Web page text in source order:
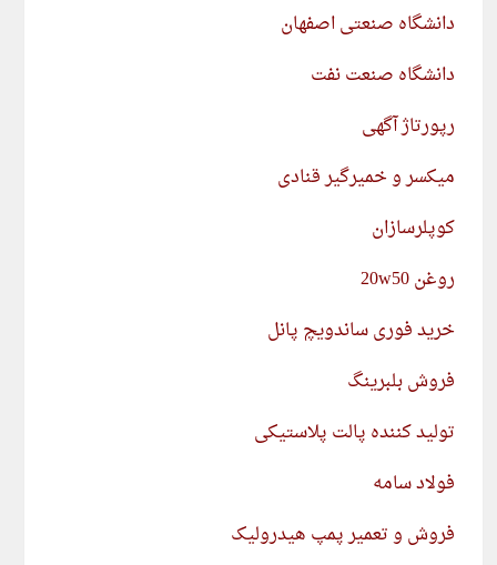
دانشگاه صنعتی اصفهان
دانشگاه صنعت نفت
رپورتاژ آگهی
میکسر و خمیرگیر قنادی
کوپلرسازان
روغن 20w50
خرید فوری ساندویچ پانل
فروش بلبرینگ
تولید کننده پالت پلاستیکی
فولاد سامه
فروش و تعمیر پمپ هیدرولیک